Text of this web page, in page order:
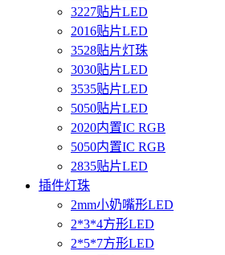
3227贴片LED
2016贴片LED
3528贴片灯珠
3030贴片LED
3535贴片LED
5050贴片LED
2020内置IC RGB
5050内置IC RGB
2835贴片LED
插件灯珠
2mm小奶嘴形LED
2*3*4方形LED
2*5*7方形LED